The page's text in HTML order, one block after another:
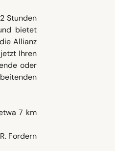
Stunden
bietet
Allianz
Ihren
oder
7 km
Fordern